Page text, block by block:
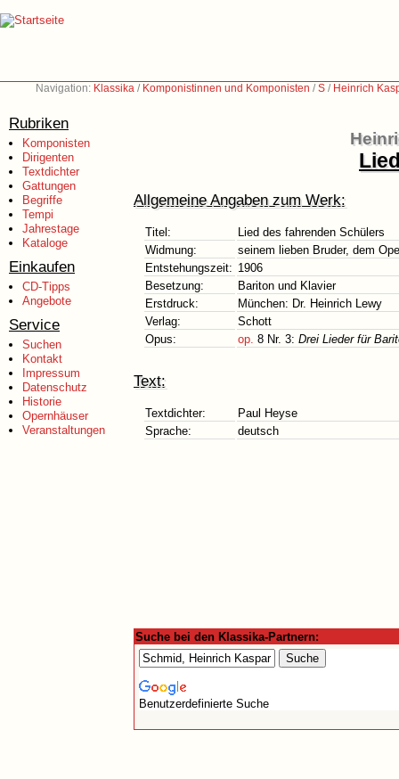
Navigation: Klassika / Komponistinnen und Komponisten /S / Heinrich
Rubriken
Komponisten
Dirigenten
Textdichter
Gattungen
Begriffe
Tempi
Jahrestage
Kataloge
Einkaufen
CD-Tipps
Angebote
Service
Suchen
Kontakt
Impressum
Datenschutz
Historie
Opernhäuser
Veranstaltungen
Allgemeine Angaben zum Werk:
Titel:
Lied des fahrenden Schülers
Widmung:
seinem lieben Bruder, dem
Entstehungszeit: 1906
Besetzung:
Bariton und Klavier
Erstdruck:
München: Dr. Heinrich Lewy
Verlag:
Schott
Opus:
op. 8 Nr. 3: Drei Lieder für
Text:
Textdichter:
Paul Heyse
Sprache:
deutsch
Suche bei den Klassika-Partnern:
Benutzerdefinierte Suche